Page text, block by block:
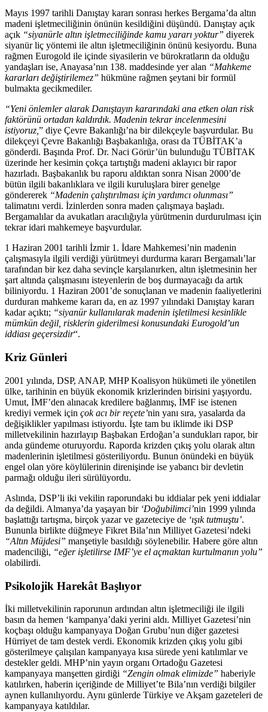
Mayıs 1997 tarihli Danıştay kararı sonrası herkes Bergama’da altın
madeni işletmeciliğinin önünün kesildiğini düşündü. Danıştay açık
açık “siyanürle altın işletmeciliğinde kamu yararı yoktur” diyerek
siyanür liç yöntemi ile altın işletmeciliğinin önünü kesiyordu. Buna
rağmen Eurogold ile içinde siyasilerin ve bürokratların da olduğu
yandaşları ise, Anayasa’nın 138. maddesinde yer alan “Mahkeme
kararları değiştirilemez” hükmüne rağmen şeytani bir formül
bulmakta gecikmediler.
“Yeni önlemler alarak Danıştayın kararındaki ana etken olan risk
faktörünü ortadan kaldırdık. Madenin tekrar incelenmesini
istiyoruz,” diye Çevre Bakanlığı’na bir dilekçeyle başvurdular. Bu
dilekçeyi Çevre Bakanlığı Başbakanlığa, orası da TÜBİTAK’a
gönderdi. Başında Prof. Dr. Naci Görür’ün bulunduğu TÜBİTAK
üzerinde her kesimin çokça tartıştığı madeni aklayıcı bir rapor
hazırladı. Başbakanlık bu raporu aldıktan sonra Nisan 2000’de
bütün ilgili bakanlıklara ve ilgili kuruluşlara birer genelge
göndererek “Madenin çalıştırılması için yardımcı olunması”
talimatını verdi. İzinlerden sonra maden çalışmaya başladı.
Bergamalılar da avukatları aracılığıyla yürütmenin durdurulması için
tekrar idari mahkemeye başvurdular.
1 Haziran 2001 tarihli İzmir 1. İdare Mahkemesi’nin madenin
çalışmasıyla ilgili verdiği yürütmeyi durdurma kararı Bergamalı’lar
tarafından bir kez daha sevinçle karşılanırken, altın işletmesinin her
şart altında çalışmasını isteyenlerin de boş durmayacağı da artık
biliniyordu. 1 Haziran 2001’de sonuçlanan ve madenin faaliyetlerini
durduran mahkeme kararı da, en az 1997 yılındaki Danıştay kararı
kadar açıktı; “siyanür kullanılarak madenin işletilmesi kesinlikle
mümkün değil, risklerin giderilmesi konusundaki Eurogold’un
iddiası geçersizdir“.
Kriz Günleri
2001 yılında, DSP, ANAP, MHP Koalisyon hükümeti ile yönetilen
ülke, tarihinin en büyük ekonomik krizlerinden birisini yaşıyordu.
Umut, İMF’den alınacak kredilere bağlanmış, İMF ise istenen
krediyi vermek için çok acı bir reçete’nin yanı sıra, yasalarda da
değişiklikler yapılması istiyordu. İşte tam bu iklimde iki DSP
milletvekilinin hazırlayıp Başbakan Erdoğan’a sundukları rapor, bir
anda gündeme oturuyordu. Raporda krizden çıkış yolu olarak altın
madenlerinin işletilmesi gösteriliyordu. Bunun önündeki en büyük
engel olan yöre köylülerinin direnişinde ise yabancı bir devletin
parmağı olduğu ileri sürülüyordu.
Aslında, DSP’li iki vekilin raporundaki bu iddialar pek yeni iddialar
da değildi. Almanya’da yaşayan bir ‘Doğubilimci’nin 1999 yılında
başlattığı tartışma, birçok yazar ve gazeteciye de ‘ışık tutmuştu’.
Bununla birlikte düğmeye Fikret Bila’nın Milliyet Gazetesi’ndeki
“Altın Müjdesi” manşetiyle basıldığı söylenebilir. Habere göre altın
madenciliği, “eğer işletilirse IMF’ye el açmaktan kurtulmanın yolu”
olabilirdi.
Psikolojik Harekât Başlıyor
İki milletvekilinin raporunun ardından altın işletmeciliği ile ilgili
basın da hemen ‘kampanya’daki yerini aldı. Milliyet Gazetesi’nin
koçbaşı olduğu kampanyaya Doğan Grubu’nun diğer gazetesi
Hürriyet de tam destek verdi. Ekonomik krizden çıkış yolu gibi
gösterilmeye çalışılan kampanyaya kısa sürede yeni katılımlar ve
destekler geldi. MHP’nin yayın organı Ortadoğu Gazetesi
kampanyaya manşetten girdiği “Zengin olmak elimizde” haberiyle
katılırken, haberin içeriğinde de Milliyet’te Bila’nın verdiği bilgiler
aynen kullanılıyordu. Aynı günlerde Türkiye ve Akşam gazeteleri de
kampanyaya katıldılar.